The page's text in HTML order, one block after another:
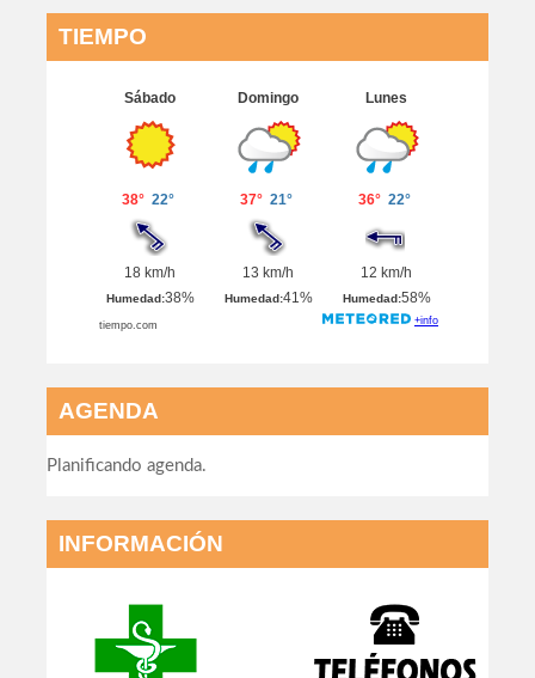
TIEMPO
AGENDA
Planificando agenda.
INFORMACIÓN